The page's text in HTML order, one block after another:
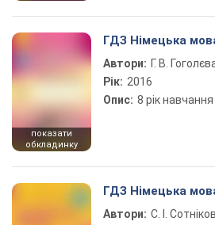
показати
обкладинку
ГДЗ Німецька
Автори: Г. В.
Рік: 2016
Опис: 8 рік навчання
ГДЗ Німецька
Автори: С. І.